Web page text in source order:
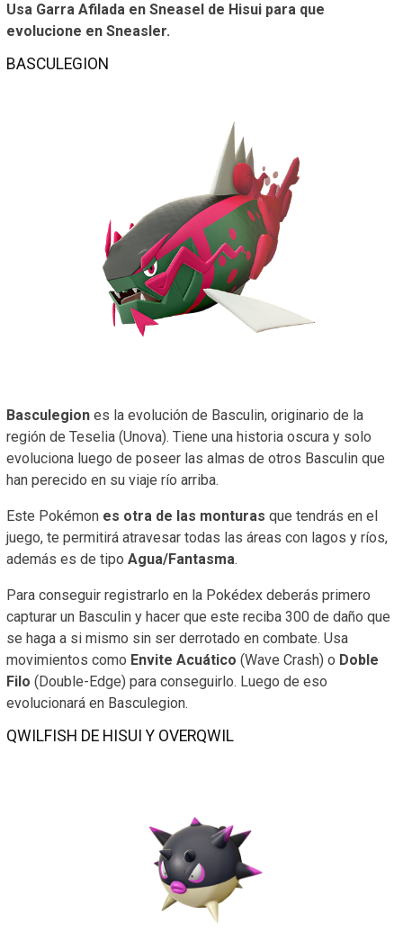
Usa Garra Afilada en Sneasel de Hisui para que
evolucione en Sneasler.
BASCULEGION
Basculegion es la evolución de Basculin, originario de la
región de Teselia (Unova). Tiene una historia oscura y solo
evoluciona luego de poseer las almas de otros Basculin que
han perecido en su viaje río arriba.
Este Pokémon es otra de las monturas que tendrás en el
juego, te permitirá atravesar todas las áreas con lagos y ríos,
además es de tipo Agua/Fantasma.
Para conseguir registrarlo en la Pokédex deberás primero
capturar un Basculin y hacer que este reciba 300 de daño que
se haga a si mismo sin ser derrotado en combate. Usa
movimientos como Envite Acuático (Wave Crash) o Doble
Filo (Double-Edge) para conseguirlo. Luego de eso
evolucionará en Basculegion.
QWILFISH DE HISUI Y OVERQWIL